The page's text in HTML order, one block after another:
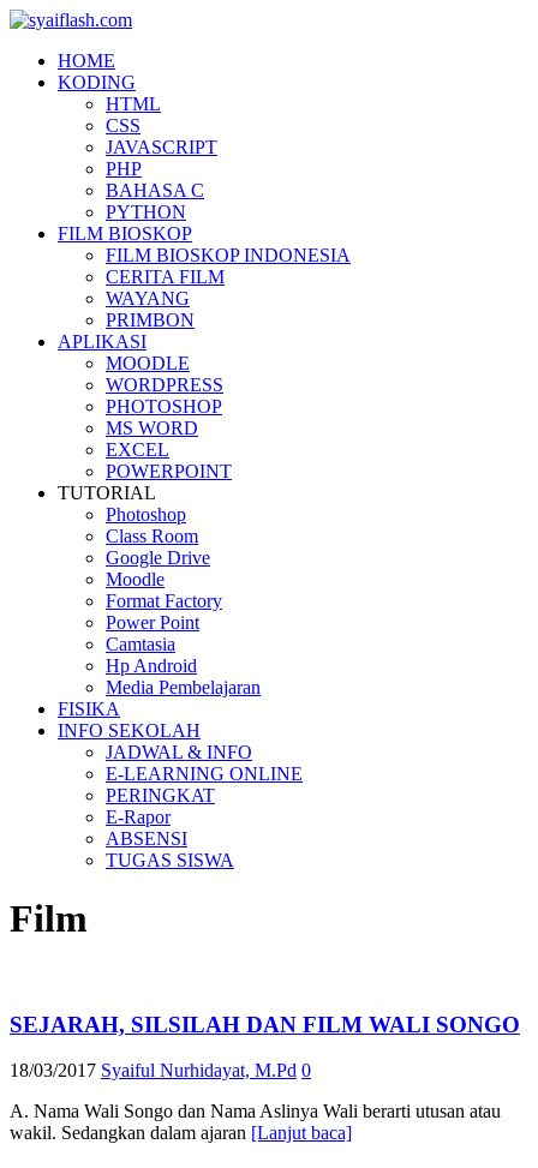
HOME
KODING
HTML
CSS
JAVASCRIPT
PHP
BAHASA C
PYTHON
FILM BIOSKOP
FILM BIOSKOP INDONESIA
CERITA FILM
WAYANG
PRIMBON
APLIKASI
MOODLE
WORDPRESS
PHOTOSHOP
MS WORD
EXCEL
POWERPOINT
TUTORIAL
Photoshop
Class Room
Google Drive
Moodle
Format Factory
Power Point
Camtasia
Hp Android
Media Pembelajaran
FISIKA
INFO SEKOLAH
JADWAL & INFO
E-LEARNING ONLINE
PERINGKAT
E-Rapor
ABSENSI
TUGAS SISWA
Film
SEJARAH, SILSILAH DAN FILM WALI SONGO
18/03/2017 Syaiful Nurhidayat, M.Pd 0
A. Nama Wali Songo dan Nama Aslinya Wali berarti utusan atau
wakil. Sedangkan dalam ajaran [Lanjut baca]